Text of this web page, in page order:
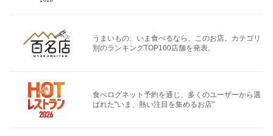
うまいもの、いま食べるなら、このお店。カテゴリ
別のランキングTOP100店舗を発表。
食べログネット予約を通じ、多くのユーザーから選
ばれた"いま、熱い注目を集めるお店"